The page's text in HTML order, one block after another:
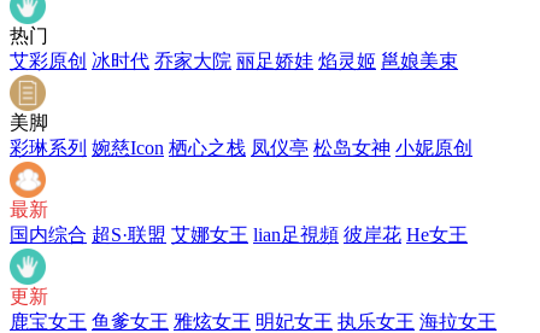
热门
艾彩原创 冰时代 乔家大院 丽足娇娃 焰灵姬 邕娘美束
美脚
彩琳系列 婉慈Icon 栖心之栈 凤仪亭 松岛女神 小妮原创
最新
国内综合 超S·联盟 艾娜女王 lian足視頻 彼岸花 He女王
更新
鹿宝女王 鱼爹女王 雅炫女王 明妃女王 执乐女王 海拉女王